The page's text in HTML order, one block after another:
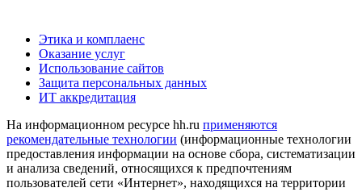
Этика и комплаенс
Оказание услуг
Использование сайтов
Защита персональных данных
ИТ аккредитация
На информационном ресурсе hh.ru применяются
рекомендательные технологии (информационные технологии
предоставления информации на основе сбора, систематизации
и анализа сведений, относящихся к предпочтениям
пользователей сети «Интернет», находящихся на территории